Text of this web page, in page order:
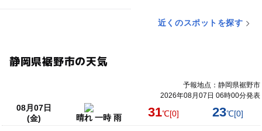
近くのスポットを探す
静岡県裾野市の天気
予報地点：静岡県裾野市
2026年08月07日 06時00分発表
08月07日
(金)
晴れ 一時 雨 31℃[0] 23℃[0]